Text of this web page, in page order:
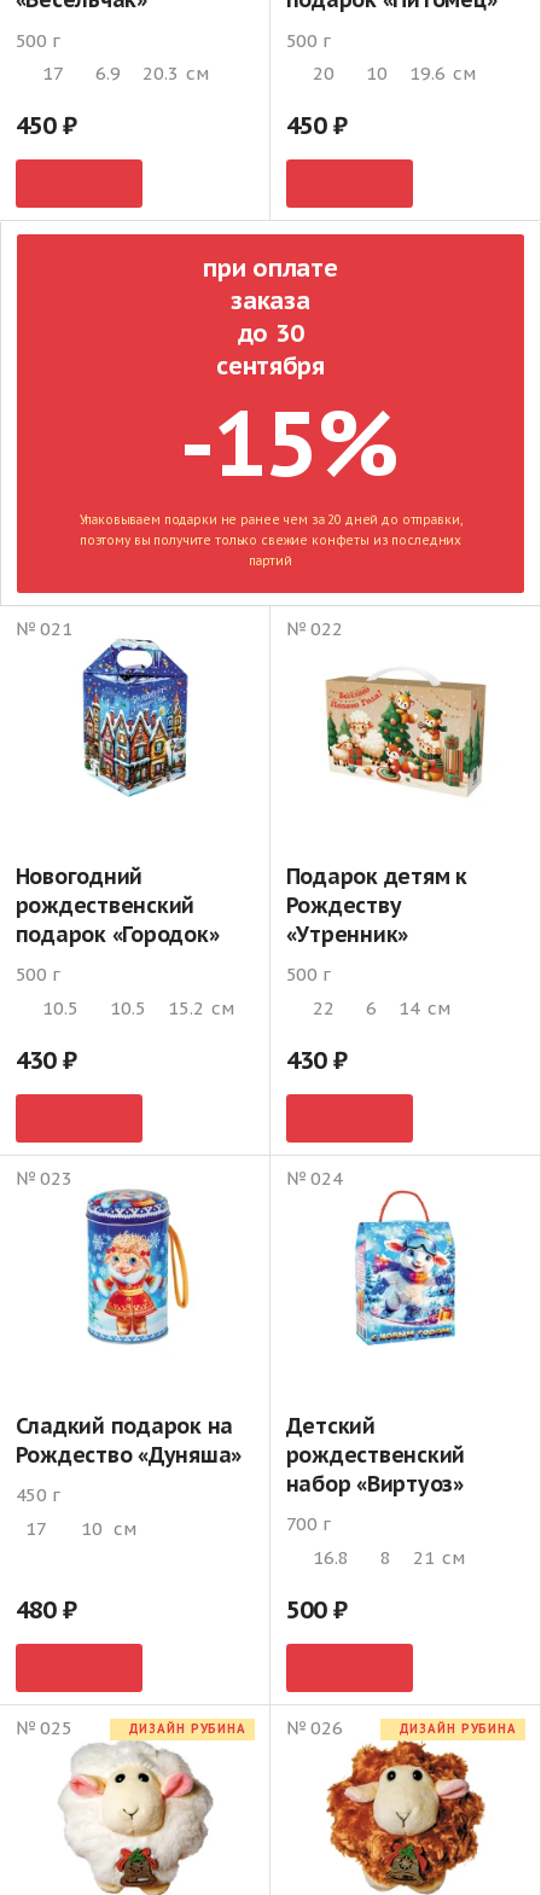
500 г
17
6.9 20.3 см
450
500 г
20
10 19.6 см
450
№ 021
Новогодний
рождественский
подарок «Городок»
500 г
10.5
10.5 15.2 см
430
№ 022
Подарок детям к
Рождеству
«Утренник»
500 г
22
6 14 см
430
№ 023
Сладкий подарок на
Рождество «Дуняша»
450 г
17
10 см
480
№ 024
Детский
рождественский
набор «Виртуоз»
700 г
16.8
8 21 см
500
№ 025 ДИЗАЙН РУБИНА № 026 ДИЗАЙН РУБИНА
-15%
при оплате
заказа
до 30
сентября
Упаковываем подарки не ранее чем за 20 дней до отправки,
поэтому вы получите только свежие конфеты из последних
партий